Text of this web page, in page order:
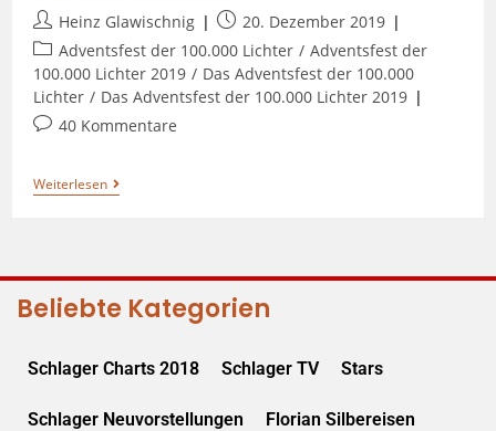
Heinz Glawischnig
20. Dezember 2019
Adventsfest der 100.000 Lichter / Adventsfest der
100.000 Lichter 2019 / Das Adventsfest der 100.000
Lichter / Das Adventsfest der 100.000 Lichter 2019
40 Kommentare
Weiterlesen
Beliebte Kategorien
Schlager Charts 2018 Schlager TV Stars
Schlager Neuvorstellungen Florian Silbereisen